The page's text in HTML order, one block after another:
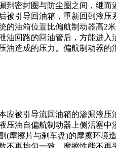
到密封圈与防尘圈之间，继而
被引导回油箱，重新回到液压
的油箱位置比偏航制动器高2
油回路的回油管后，方能进入
油造成的压力。偏航制动器的
被引导流回油箱的渗漏液压
压油自偏航制动器上侧活塞中
(摩擦片与刹车盘)的摩擦环境
不再均匀一致，摩擦性能不再